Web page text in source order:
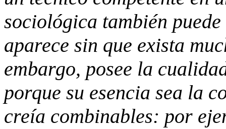
sociológica también
aparece sin que exista
embargo, posee la
porque su esencia sea la
creía combinables: por